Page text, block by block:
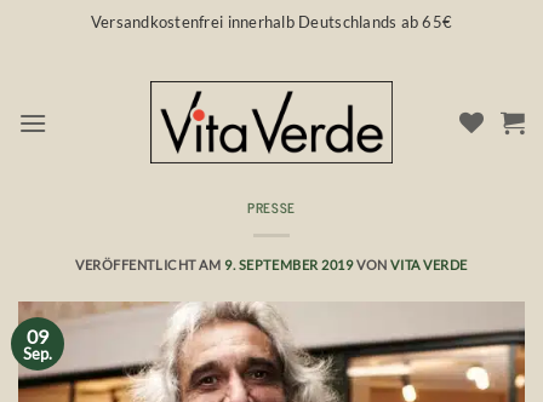
Versandkostenfrei innerhalb Deutschlands ab 65€
PRESSE
VERÖFFENTLICHT AM9. SEPTEMBER 2019VONVITA VERDE
09
Sep.